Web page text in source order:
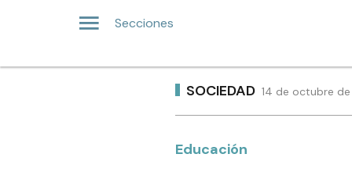
Secciones
SOCIEDAD 14 de octubre
Educación